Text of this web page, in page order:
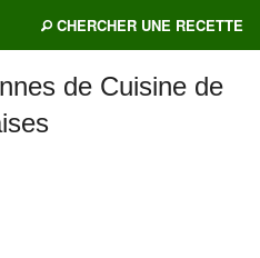
CHERCHER UNE RECETTE
de Cuisine de